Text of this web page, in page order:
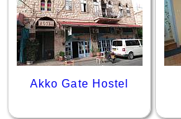
Akko Gate Hostel